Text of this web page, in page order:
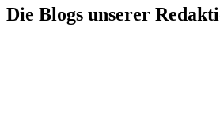
Die Blogs unserer